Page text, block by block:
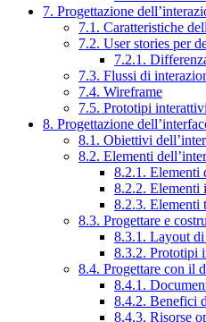
7. Progettazione
7.1. Caratteristiche
7.2. User stories per
7.2.1.
7.3. Flussi di
7.4. Wireframe
7.5. Prototipi interattivi
8. Progettazione
8.1. Obiettivi
8.2. Elementi
8.2.1. Elementi
8.2.2. Elementi
8.2.3. Elementi
8.3. Progettare e
8.3.1. Layout di
8.3.2. Prototipi
8.4. Progettare con il
8.4.1.
8.4.2. Benefici
8.4.3. Risorse